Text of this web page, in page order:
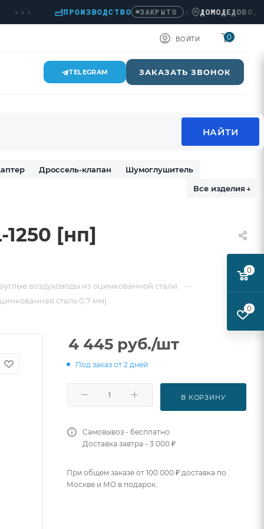
ПРОИЗВОДСТВО ЗАКРЫТО › ДОМОДЕДОВО,
ВОЙТИ 0
TELEGRAM ЗАКАЗАТЬ ЗВОНОК
Дроссель-клапан
Шумоглушитель
Все изделия ↓
[нп]
воздуховоды из оцинкованной стали —
сталь 0,7 мм)
4 445 руб./шт
Под заказ от 2 дней
В КОРЗИНУ
Самовывоз - бесплатно
Доставка завтра - 3 000 ₽
При общем заказе от 100 000 ₽ доставка по
Москве и МО в подарок.
0
0